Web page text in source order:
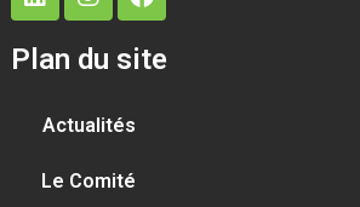
Plan du site
Actualités
Le Comité